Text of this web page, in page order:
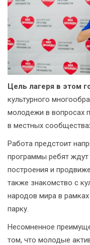
Цель лагеря в этом
культурного
молодежи в вопросах
в местных
Работа предстоит
программы ребят ждут
построения и
также знакомство с
народов мира в
парку.
Несомненное
том, что молодые